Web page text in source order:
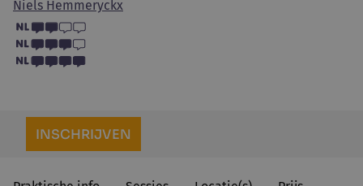
Niels Hemmeryckx
INSCHRIJVEN